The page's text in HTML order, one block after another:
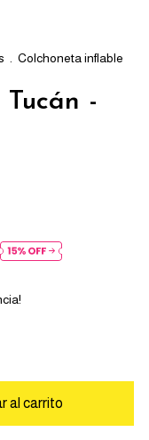
Colchoneta inflable
-